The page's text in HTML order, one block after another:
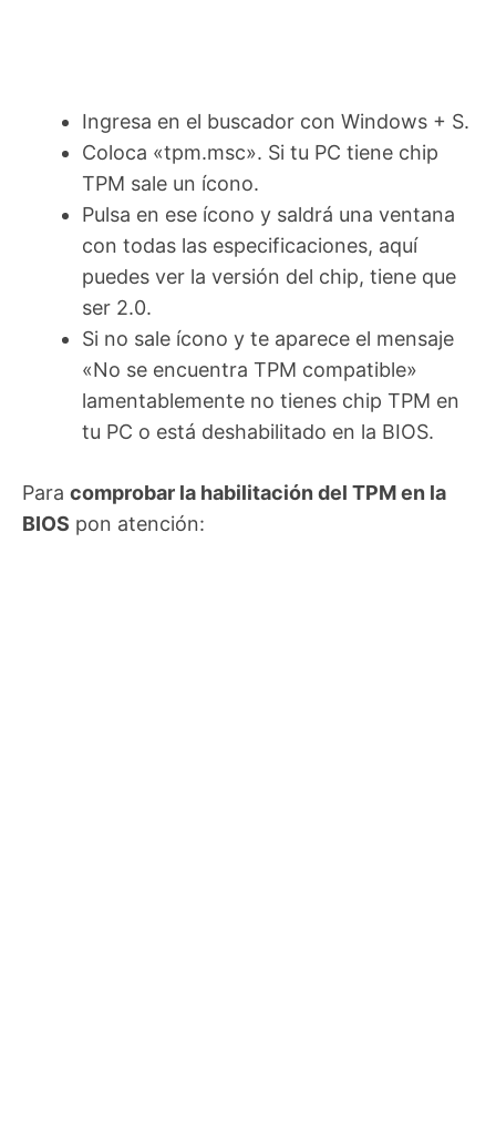
Ingresa en el buscador con Windows + S.
Coloca «tpm.msc». Si tu PC tiene chip
TPM sale un ícono.
Pulsa en ese ícono y saldrá una ventana
con todas las especificaciones, aquí
puedes ver la versión del chip, tiene que
ser 2.0.
Si no sale ícono y te aparece el mensaje
«No se encuentra TPM compatible»
lamentablemente no tienes chip TPM en
tu PC o está deshabilitado en la BIOS.
Para comprobar la habilitación del TPM en la
BIOS pon atención: